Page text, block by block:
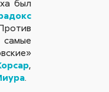
был
,
.